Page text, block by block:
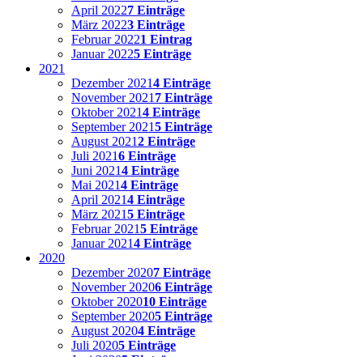
April 20227 Einträge
März 20223 Einträge
Februar 20221 Eintrag
Januar 20225 Einträge
2021
Dezember 20214 Einträge
November 2021 7 Einträge
Oktober 20214 Einträge
September 20215 Einträge
August 20212 Einträge
Juli 20216 Einträge
Juni 20214 Einträge
Mai 20214 Einträge
April 20214 Einträge
März 20215 Einträge
Februar 20215 Einträge
Januar 20214 Einträge
2020
Dezember 20207 Einträge
November 20206 Einträge
Oktober 202010 Einträge
September 20205 Einträge
August 20204 Einträge
Juli 20205 Einträge